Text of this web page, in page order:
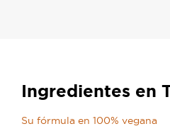
Ingredientes en
Su fórmula en 100% vegana